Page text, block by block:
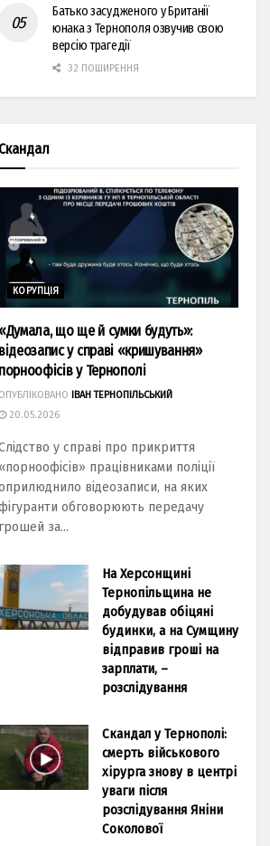
Батько засудженого у Британії
юнака з Тернополя озвучив свою
версію трагедії
32 ПОШИРЕННЯ
Скандал
КОРУПЦІЯ
«Думала, що ще й сумки будуть»:
відеозапис у справі «кришування»
порноофісів у Тернополі
ОПУБЛІКОВАНО
ІВАН ТЕРНОПІЛЬСЬКИЙ
20.05.2026
у справі про прикриття
«порноофісів» працівниками поліції
відеозаписи, на яких
обговорюють передачу
грошей за...
На Херсонщині
Тернопільщина не
добудував обіцяні
будинки, а на Сумщину
відправив гроші на
зарплати, –
розслідування
Скандал у Тернополі:
смерть військового
хірурга знову в центрі
уваги після
розслідування Яніни
Соколової